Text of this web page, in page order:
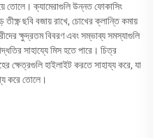
তোলে। ক্যামেরাগুলি উন্নত ফোকাসিং
ছবি বজায় রাখে, চোখের ক্লান্তি কমায়
ক্ষুদ্রতম বিবরণ এবং সম্ভাব্য সমস্যাগুলি
সাহায্যে মিস হতে পারে। চিত্র
ক্ষেত্রগুলি হাইলাইট করতে সাহায্য করে, যা
করে তোলে।